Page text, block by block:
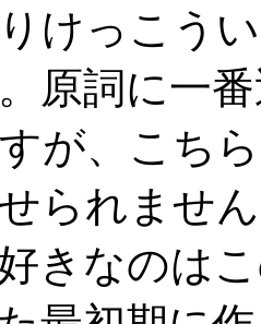
けっこう
原詞に一
が、こち
られませ
きなのは